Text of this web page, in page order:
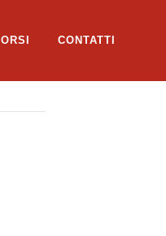
CONTATTI